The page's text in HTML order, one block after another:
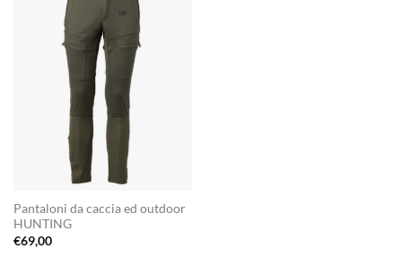
Pantaloni da caccia ed outdoor
HUNTING
€69,00